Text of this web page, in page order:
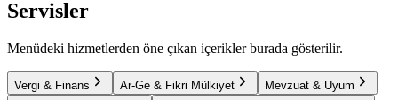
Servisler
Menüdeki hizmetlerden öne çıkan içerikler burada gösterilir.
Vergi & Finans Ar-Ge & Fikri Mülkiyet
Mevzuat & Uyum